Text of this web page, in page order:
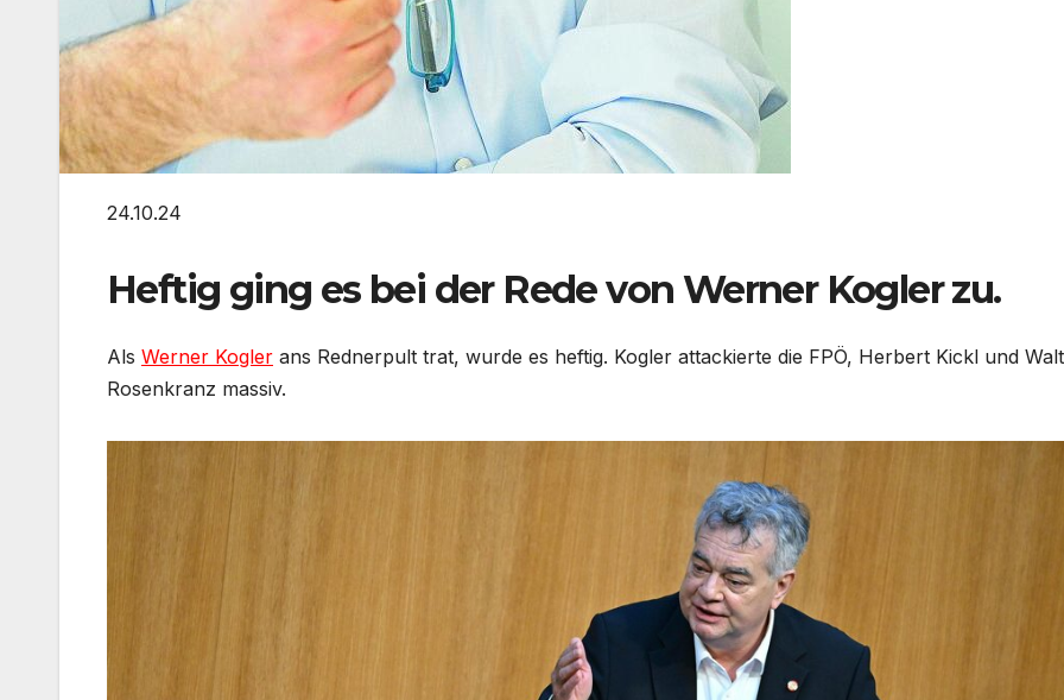
24.10.24
Heftig ging es bei der Rede von Werner Kogler zu.
Als Werner Kogler ans Rednerpult trat, wurde es heftig. Kogler attackierte die FPÖ, Herbert Kickl und
Rosenkranz massiv.